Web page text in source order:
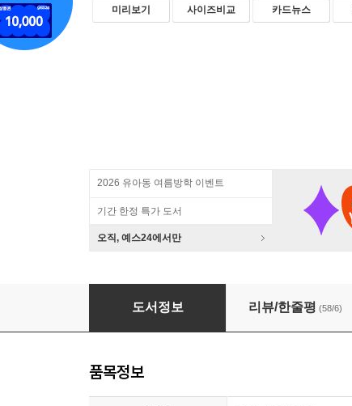
미리보기 사이즈비교 카드뉴스
2026 유아동 여름방학 이벤트
기간 한정 특가 도서
오직, 예스24에서만
면역력 높이는 매일 집밥
도서정보 리뷰/한줄평 (58/6)
품목정보